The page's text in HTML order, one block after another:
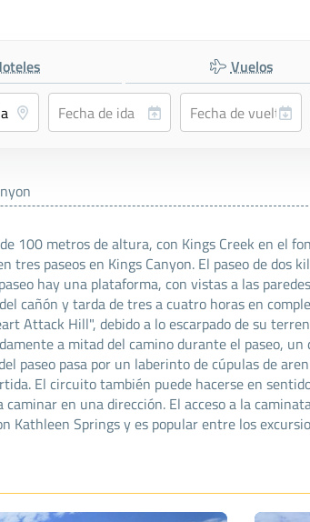
Vuelos
100 metros de altura, con Kings Creek en el
tres paseos en Kings Canyon. El paseo de dos
hay una plataforma, con vistas a las
cañón y tarda de tres a cuatro horas en
Attack Hill", debido a lo escarpado de su
a mitad del camino durante el paseo,
paseo pasa por un laberinto de cúpulas de
El circuito también puede hacerse en
en una dirección. El acceso a la
Kathleen Springs y es popular entre los